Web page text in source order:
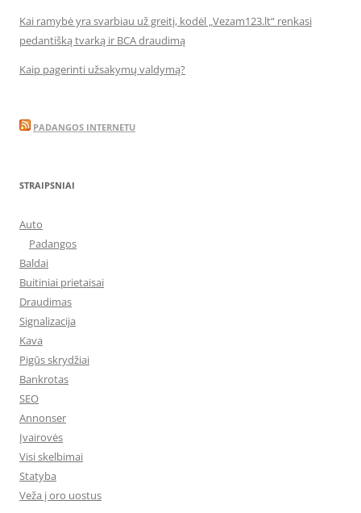
Kai ramybė yra svarbiau už greitį, kodėl „Vezam123.lt“ renkasi
pedantišką tvarką ir BCA draudimą
Kaip pagerinti užsakymų valdymą?
PADANGOS INTERNETU
STRAIPSNIAI
Auto
Padangos
Baldai
Buitiniai prietaisai
Draudimas
Signalizacija
Kava
Pigūs skrydžiai
Bankrotas
SEO
Annonser
Įvairovės
Visi skelbimai
Statyba
Veža į oro uostus